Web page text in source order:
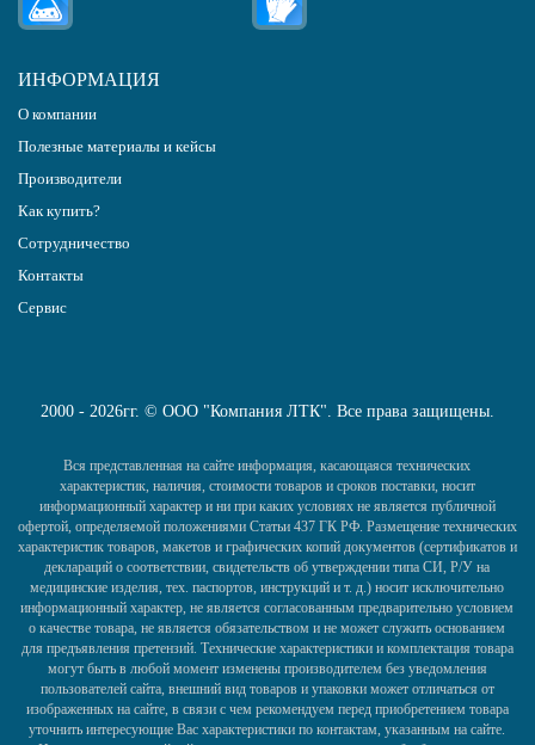
ИНФОРМАЦИЯ
О компании
Полезные материалы и кейсы
Производители
Как купить?
Сотрудничество
Контакты
Сервис
2000 - 2026гг. © ООО "Компания ЛТК". Все права защищены.
Вся представленная на сайте информация, касающаяся технических
характеристик, наличия, стоимости товаров и сроков поставки, носит
информационный характер и ни при каких условиях не является публичной
офертой, определяемой положениями Статьи 437 ГК РФ. Размещение технических
характеристик товаров, макетов и графических копий документов (сертификатов и
деклараций о соответствии, свидетельств об утверждении типа СИ, Р/У на
медицинские изделия, тех. паспортов, инструкций и т. д.) носит исключительно
информационный характер, не является согласованным предварительно условием
о качестве товара, не является обязательством и не может служить основанием
для предъявления претензий. Технические характеристики и комплектация товара
могут быть в любой момент изменены производителем без уведомления
пользователей сайта, внешний вид товаров и упаковки может отличаться от
изображенных на сайте, в связи с чем рекомендуем перед приобретением товара
уточнить интересующие Вас характеристики по контактам, указанным на сайте.